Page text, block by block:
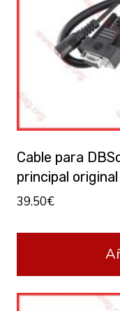
Cable para
principal original
39.50€